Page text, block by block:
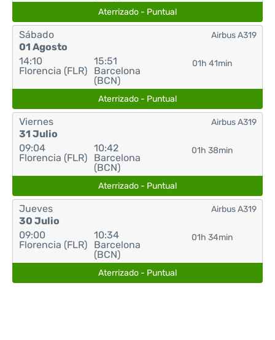
Aterrizado - Puntual
Sábado
01 Agosto
14:10
Florencia (FLR)
15:51
Barcelona
(BCN)
01h 41min
Airbus A319
Aterrizado - Puntual
Viernes
31 Julio
09:04
Florencia (FLR)
10:42
Barcelona
(BCN)
01h 38min
Airbus A319
Aterrizado - Puntual
Jueves
30 Julio
09:00
Florencia (FLR)
10:34
Barcelona
(BCN)
01h 34min
Airbus A319
Aterrizado - Puntual